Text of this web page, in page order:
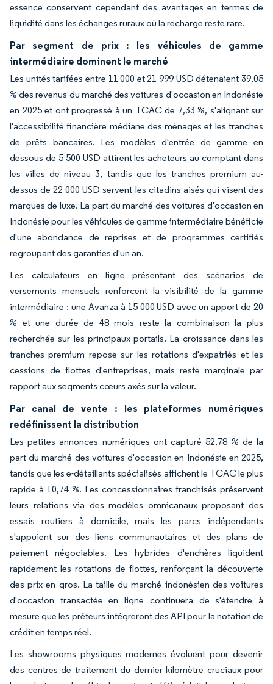
essence conservent cependant des avantages en termes de
liquidité dans les échanges ruraux où la recharge reste rare.
Par segment de prix : les véhicules de gamme
intermédiaire dominent le marché
Les unités tarifées entre 11 000 et 21 999 USD détenaient 39,05
% des revenus du marché des voitures d'occasion en Indonésie
en 2025 et ont progressé à un TCAC de 7,33 %, s'alignant sur
l'accessibilité financière médiane des ménages et les tranches
de prêts bancaires. Les modèles d'entrée de gamme en
dessous de 5 500 USD attirent les acheteurs au comptant dans
les villes de niveau 3, tandis que les tranches premium au-
dessus de 22 000 USD servent les citadins aisés qui visent des
marques de luxe. La part du marché des voitures d'occasion en
Indonésie pour les véhicules de gamme intermédiaire bénéficie
d'une abondance de reprises et de programmes certifiés
regroupant des garanties d'un an.
Les calculateurs en ligne présentant des scénarios de
versements mensuels renforcent la visibilité de la gamme
intermédiaire : une Avanza à 15 000 USD avec un apport de 20
% et une durée de 48 mois reste la combinaison la plus
recherchée sur les principaux portails. La croissance dans les
tranches premium repose sur les rotations d'expatriés et les
cessions de flottes d'entreprises, mais reste marginale par
rapport aux segments cœurs axés sur la valeur.
Par canal de vente : les plateformes numériques
redéfinissent la distribution
Les petites annonces numériques ont capturé 52,78 % de la
part du marché des voitures d'occasion en Indonésie en 2025,
tandis que les e-détaillants spécialisés affichent le TCAC le plus
rapide à 10,74 %. Les concessionnaires franchisés préservent
leurs relations via des modèles omnicanaux proposant des
essais routiers à domicile, mais les parcs indépendants
s'appuient sur des liens communautaires et des plans de
paiement négociables. Les hybrides d'enchères liquident
rapidement les rotations de flottes, renforçant la découverte
des prix en gros. La taille du marché indonésien des voitures
d'occasion transactée en ligne continuera de s'étendre à
mesure que les prêteurs intégreront des API pour la notation de
crédit en temps réel.
Les showrooms physiques modernes évoluent pour devenir
des centres de traitement du dernier kilomètre cruciaux pour